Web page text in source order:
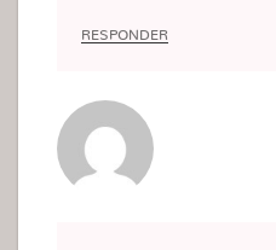
o..
RESPONDER